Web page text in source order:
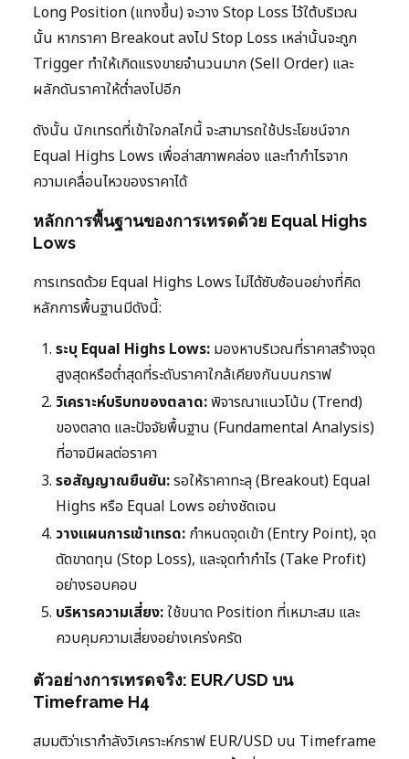
Long Position (แทงขึ้น) จะวาง Stop Loss ไว้ใต้บริเวณ
นั้น หากราคา Breakout ลงไป Stop Loss เหล่านั้นจะถูก
Trigger ทำให้เกิดแรงขายจำนวนมาก (Sell Order) และ
ผลักดันราคาให้ต่ำลงไปอีก
ดังนั้น นักเทรดที่เข้าใจกลไกนี้ จะสามารถใช้ประโยชน์จาก
Equal Highs Lows เพื่อล่าสภาพคล่อง และทำกำไรจาก
ความเคลื่อนไหวของราคาได้
หลักการพื้นฐานของการเทรดด้วย Equal Highs
Lows
การเทรดด้วย Equal Highs Lows ไม่ได้ซับซ้อนอย่างที่คิด
หลักการพื้นฐานมีดังนี้:
ระบุ Equal Highs Lows: มองหาบริเวณที่ราคาสร้างจุด
สูงสุดหรือต่ำสุดที่ระดับราคาใกล้เคียงกันบนกราฟ
วิเคราะห์บริบทของตลาด:พิจารณาแนวโน้ม (Trend)
ของตลาด และปัจจัยพื้นฐาน (Fundamental Analysis)
ที่อาจมีผลต่อราคา
รอสัญญาณยืนยัน:รอให้ราคาทะลุ (Breakout) Equal
Highs หรือ Equal Lows อย่างชัดเจน
วางแผนการเข้าเทรด: กำหนดจุดเข้า (Entry Point), จุด
ตัดขาดทุน (Stop Loss), และจุดทำกำไร (Take Profit)
อย่างรอบคอบ
บริหารความเสี่ยง:ใช้ขนาด Position ที่เหมาะสม และ
ควบคุมความเสี่ยงอย่างเคร่งครัด
ตัวอย่างการเทรดจริง: EUR/USD บน
Timeframe H4
สมมติว่าเรากำลังวิเคราะห์กราฟ EUR/USD บน Timeframe